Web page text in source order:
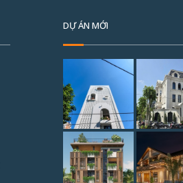
DỰ ÁN MỚI